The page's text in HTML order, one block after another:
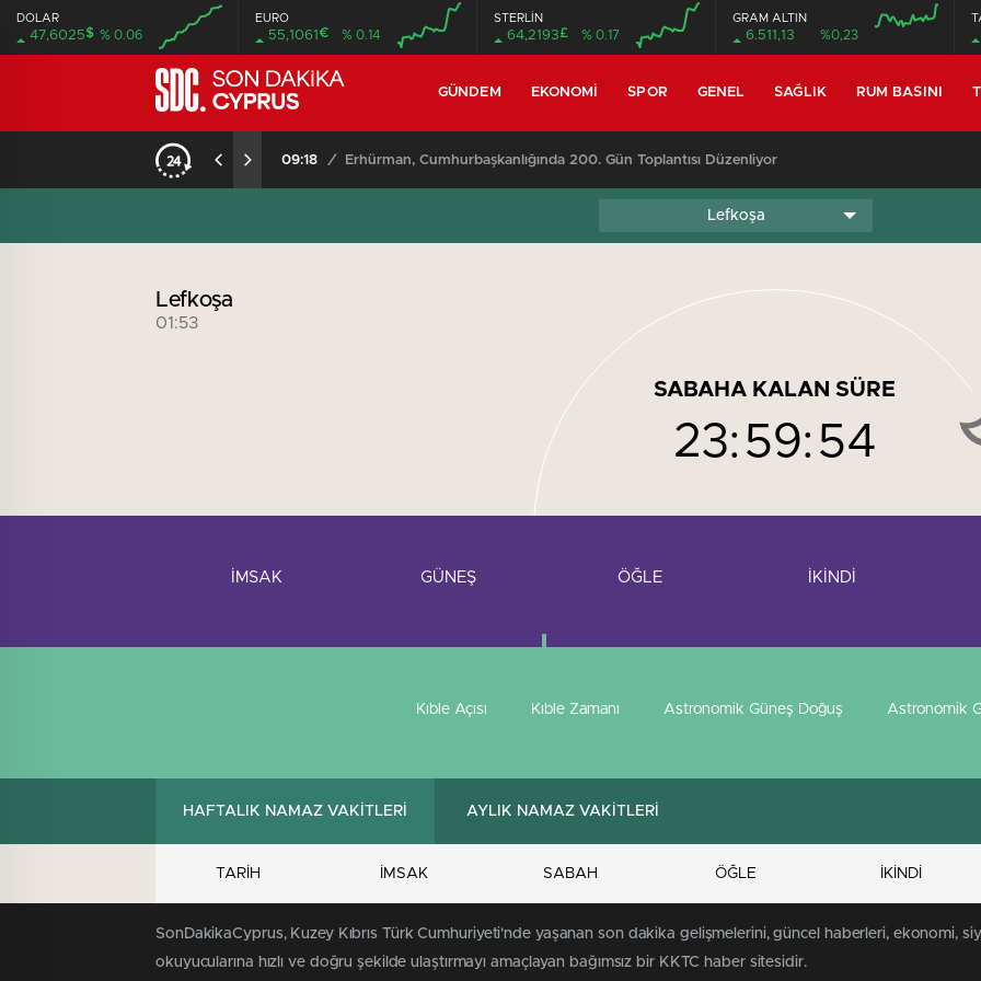
DOLAR
47,6025$ % 0.06
EURO
55,1061€ % 0.14
STERLİN
64,2193£ % 0.17
GRAM ALTIN
6.511,13 %0,23
GÜNDEM EKONOMI SPOR GENEL SAĞLIK RUM BASINI
09:18 / Erhürman, Cumhurbaşkanlığında 200. Gün Toplantısı Düzenliyor
Lefkoşa
Lefkoşa
01:53
SABAHA KALAN SÜRE
23:59:54
İMSAK GÜNEŞ ÖĞLE İKİNDİ
Kıble Açısı Kıble Zamanı Astronomik Güneş Doğuş Astronomik
HAFTALIK NAMAZ VAKİTLERİ AYLIK NAMAZ VAKİTLERİ
TARİH İMSAK SABAH ÖĞLE İKİNDİ
SonDakikaCyprus, Kuzey Kıbrıs Türk Cumhuriyeti'nde yaşanan son dakika gelişmelerini, güncel haberleri, ekonomi,
okuyucularına hızlı ve doğru şekilde ulaştırmayı amaçlayan bağımsız bir KKTC haber sitesidir.